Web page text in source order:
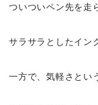
ついついペン先を走
サラサラとしたイン
一方で、気軽さとい